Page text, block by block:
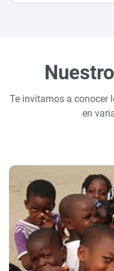
Te invitamos a conocer
en